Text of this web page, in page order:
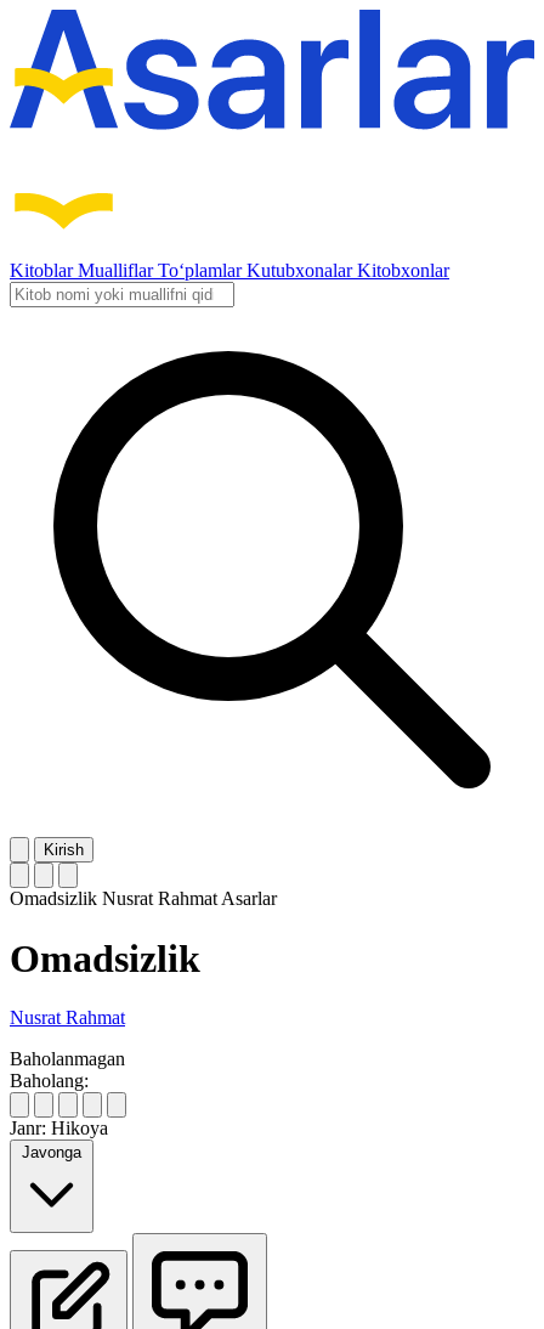
KitoblarMualliflarTo‘plamlarKutubxonalarKitobxonlar
Kirish
Omadsizlik Nusrat RahmatAsarlar
Omadsizlik
Nusrat Rahmat
Baholanmagan
Baholang:
Janr: Hikoya
Javonga